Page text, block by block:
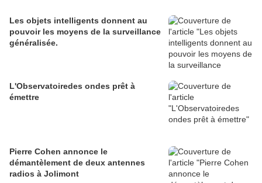
Les objets intelligents donnent au
pouvoir les moyens de la surveillance
généralisée.
L'Observatoiredes ondes prêt à
émettre
Pierre Cohen annonce le
démantèlement de deux antennes
radios à Jolimont